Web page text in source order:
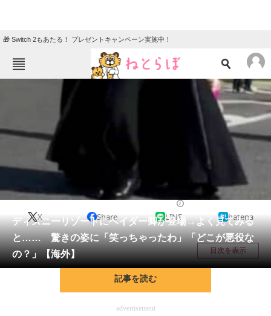
🎁 Switch 2もあたる！ プレゼントキャンペーン実施中！
ねとらぼメニュー
住まい
動物 リサーチ
会員記事
メディア
注目記事を集めた総合ページ
ディズニーリゾートにベイダー卿が登場→よく見てみる
と…… 驚きの姿に「笑っちゃったわ」「どこが悪役な
の？」【海外】
X Share LINE hatena
目次を表示
記事を読む
advertisement